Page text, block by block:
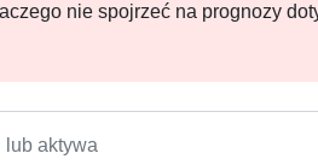
nie spojrzeć na prognozy